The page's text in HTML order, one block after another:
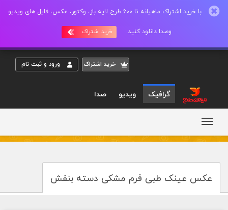
با خرید اشتراک ماهیانه تا 600 طرح لایه باز، وکتور، عکس، فایل های ویدیو
وصدا دانلود کنید. خرید اشتراک
خريد اشتراک ورود و ثبت نام
گرافیک ویدیو صدا
عکس عینک طبی فرم مشکی دسته بنفش